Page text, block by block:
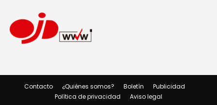
Contacto ¿Quiénes somos? Boletín
Publicidad
Política de privacidad
Aviso legal